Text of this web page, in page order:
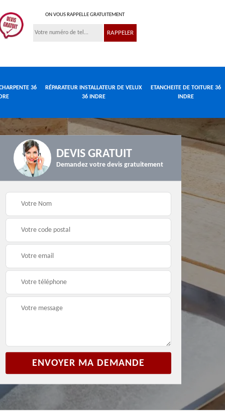
ON VOUS RAPPELLE GRATUITEMENT
36
RÉPARATEUR INSTALLATEUR DE VELUX
36 INDRE
ETANCHEITE DE TOITURE 36
INDRE
Travaux de charpente
36 Indre
Réparateur
36 Indre
DEVIS GRATUIT
Demandez votre devis gratuitement